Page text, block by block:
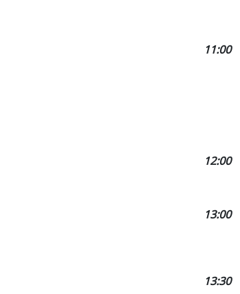
11:00
12:00
13:00
13:30